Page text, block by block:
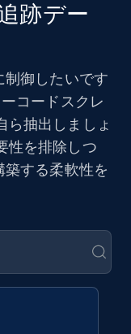
跡デー
制御したいです
コードスクレ
ら抽出しましょ
性を排除しつ
築する柔軟性を